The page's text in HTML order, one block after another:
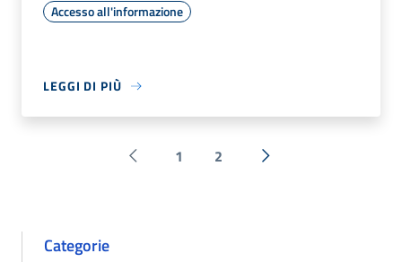
Accesso all'informazione
LEGGI DI PIÙ
Pagina precedente
1 2 Successiva »
Categorie